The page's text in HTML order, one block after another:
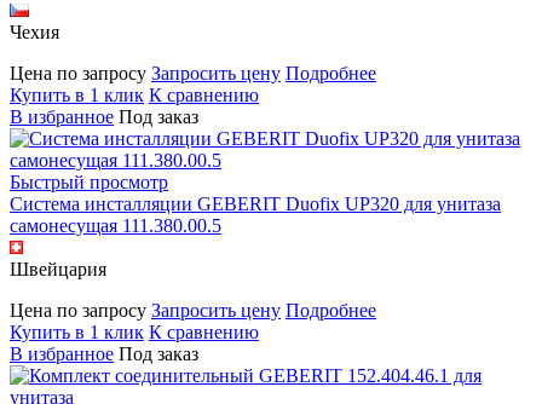
Чехия
Цена по запросу Запросить цену Подробнее
Купить в 1 клик К сравнению
В избранное Под заказ
Быстрый просмотр
Система инсталляции GEBERIT Duofix UP320 для унитаза
самонесущая 111.380.00.5
Швейцария
Цена по запросу Запросить цену Подробнее
Купить в 1 клик К сравнению
В избранное Под заказ